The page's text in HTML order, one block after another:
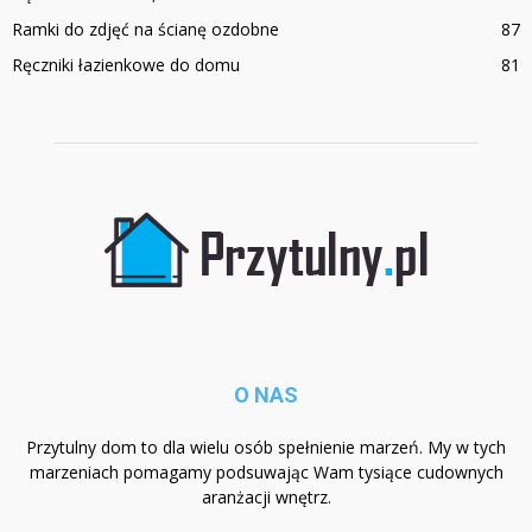
Ramki do zdjęć na ścianę ozdobne
87
Ręczniki łazienkowe do domu
81
O NAS
Przytulny dom to dla wielu osób spełnienie marzeń. My w tych
marzeniach pomagamy podsuwając Wam tysiące cudownych
aranżacji wnętrz.